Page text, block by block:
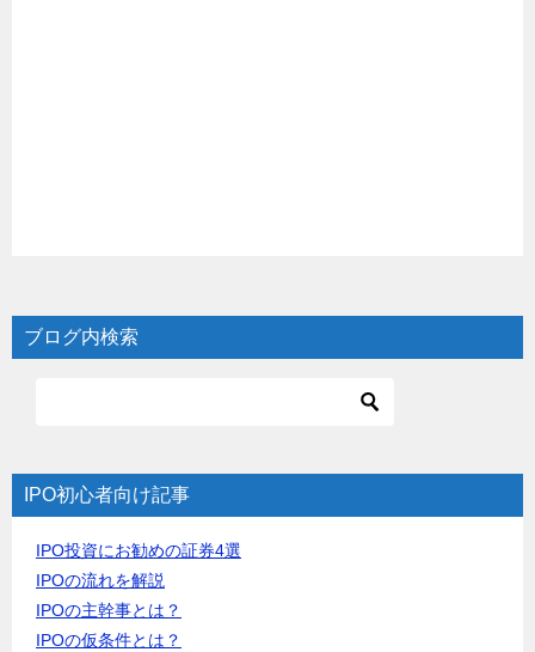
ブログ内検索
IPO初心者向け記事
IPO投資にお勧めの証券4選
IPOの流れを解説
IPOの主幹事とは？
IPOの仮条件とは？